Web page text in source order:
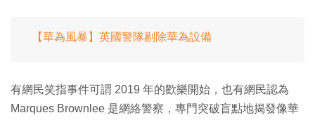
【華為風暴】英國警隊剔除華為設備
有網民笑指事件可謂 2019 年的歡樂開始，也有網民認為
Marques Brownlee 是網絡警察，專門突破盲點地揭發像華